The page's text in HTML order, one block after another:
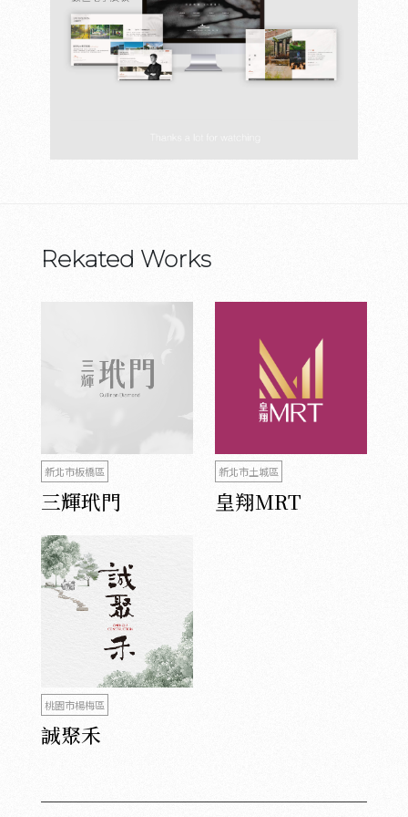
Rekated Works
新北市板橋區
三輝玳門
新北市土城區
皇翔MRT
桃園市楊梅區
誠聚禾